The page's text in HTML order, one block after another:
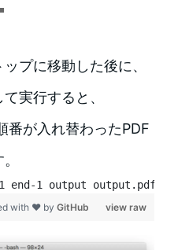
プに移動した後に、
実行すると、
が入れ替わったPDF
end-1 output output.pdf
view raw
with ❤ by GitHub